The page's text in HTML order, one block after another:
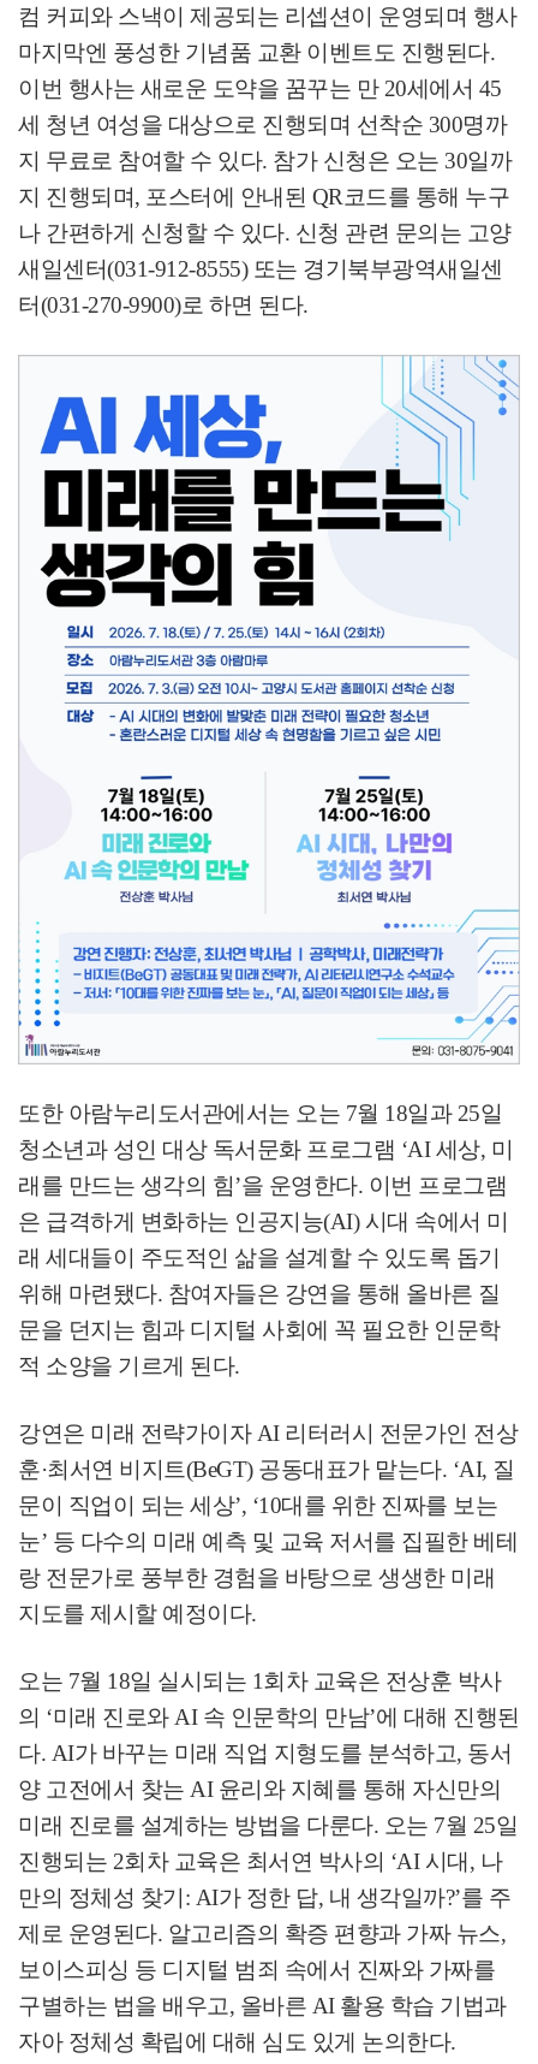
컴 커피와 스낵이 제공되는 리셉션이 운영되며 행사
마지막엔 풍성한 기념품 교환 이벤트도 진행된다.
이번 행사는 새로운 도약을 꿈꾸는 만 20세에서 45
세 청년 여성을 대상으로 진행되며 선착순 300명까
지 무료로 참여할 수 있다. 참가 신청은 오는 30일까
지 진행되며, 포스터에 안내된 QR 코드를 통해 누구
나 간편하게 신청할 수 있다. 신청 관련 문의는 고양
새일센터(031-912-8555) 또는 경기북부광역새일센
터(031-270-9900)로 하면 된다.
또한 아람누리도서관에서는 오는 7월 18일과25일
청소년과 성인 대상 독서문화 프로그램 ‘AI세상, 미
래를 만드는 생각의 힘’을 운영한다. 이번 프로그램
은 급격하게 변화하는 인공지능(AI) 시대 속에서 미
래 세대들이 주도적인 삶을 설계할 수 있도록 돕기
위해 마련됐다. 참여자들은 강연을 통해 올바른 질
문을 던지는 힘과 디지털 사회에 꼭 필요한 인문학
적 소양을 기르게 된다.
강연은 미래 전략가이자AI 리터러시 전문가인 전상
훈·최서연 비지트(BeGT) 공동대표가 맡는다. ‘AI, 질
문이 직업이 되는 세상’, ‘10대를 위한 진짜를 보는
눈’ 등 다수의 미래 예측 및 교육 저서를 집필한 베테
랑 전문가로 풍부한 경험을 바탕으로 생생한 미래
지도를 제시할 예정이다.
오는 7월 18일 실시되는 1회차 교육은 전상훈 박사
의 ‘미래 진로와AI 속 인문학의 만남’에 대해 진행된
다. AI가 바꾸는 미래 직업 지형도를 분석하고, 동서
양 고전에서 찾는 AI 윤리와 지혜를 통해 자신만의
미래 진로를 설계하는 방법을 다룬다. 오는 7월 25일
진행되는 2회차 교육은 최서연 박사의 ‘AI 시대 , 나
만의 정체성 찾기 : AI가 정한 답, 내 생각일까?’를 주
제로 운영된다. 알고리즘의 확증 편향과 가짜 뉴스,
보이스피싱 등 디지털 범죄 속에서 진짜와 가짜를
구별하는 법을 배우고, 올바른 AI 활용 학습 기법과
자아 정체성 확립에 대해 심도 있게 논의한다.